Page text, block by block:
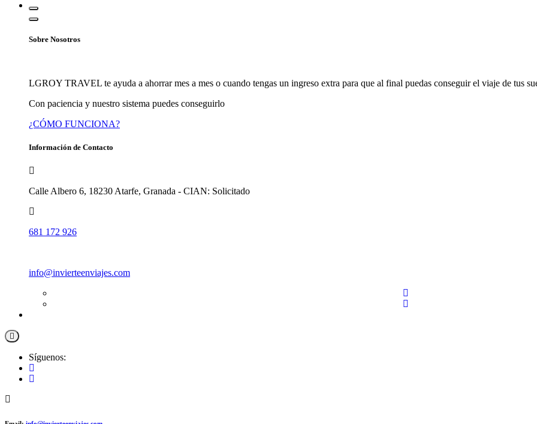
Sobre Nosotros
LGROY TRAVEL te ayuda a ahorrar mes a mes o cuando tengas un ingreso extra para que al final puedas conseguir el viaje de tus
Con paciencia y nuestro sistema puedes conseguirlo
¿CÓMO FUNCIONA?
Información de Contacto
Calle Albero 6, 18230 Atarfe, Granada - CIAN: Solicitado
681 172 926
info@invierteenviajes.com
Síguenos: